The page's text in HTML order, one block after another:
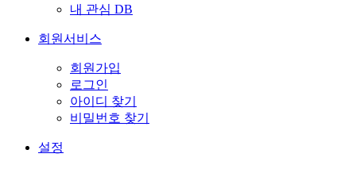
내 관심 DB
회원서비스
회원가입
로그인
아이디 찾기
비밀번호 찾기
설정